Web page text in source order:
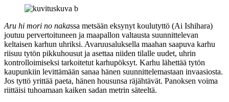
Aru hi mori no nakassa metsään eksynyt koulutyttö (Ai Ishihara)
joutuu pervertoituneen ja maapallon valtausta suunnittelevan
keltaisen karhun uhriksi. Avaruusaluksella maahan saapuva karhu
riisuu tytön pikkuhousut ja asettaa niiden tilalle uudet, uhrin
kontrolloimiseksi tarkoitetut karhupöksyt. Karhu lähettää tytön
kaupunkiin levittämään sanaa hänen suunnittelemastaan invaasiosta.
Jos tyttö yrittää paeta, hänen housunsa räjähtävät. Panoksen voima
riittäisi tuhoamaan kaiken sadan metrin säteeltä.